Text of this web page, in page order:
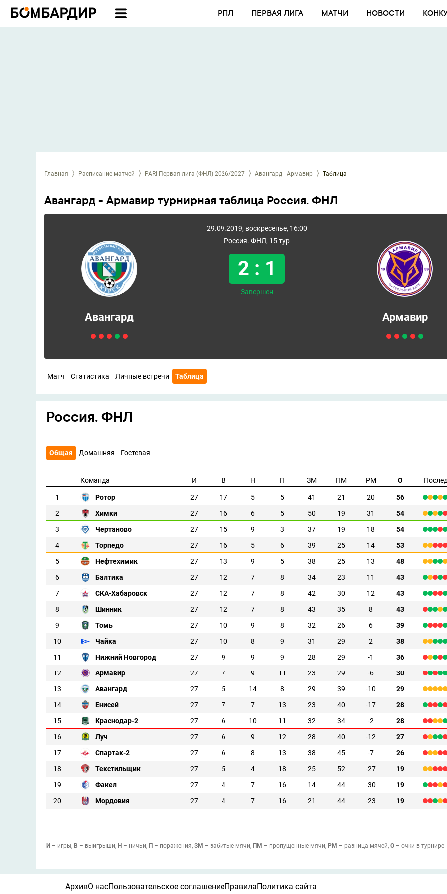
РПЛ ПЕРВАЯ ЛИГА МАТЧИ НОВОСТИ
Главная Расписание матчей PARI Первая лига (ФНЛ) 2026/2027 Авангард - Армавир Таблица
Авангард - Армавир турнирная таблица Россия. ФНЛ
Авангард
29.09.2019, воскресенье, 16:00
Россия. ФНЛ, 15 тур
2 : 1
Завершен
Армавир
Матч Статистика Личные встречи Таблица
Россия. ФНЛ
Общая Домашняя Гостевая
Команда
1
Ротор
2
Химки
3
Чертаново
4
Торпедо
5
Нефтехимик
6
Балтика
7
СКА-Хабаровск
8
Шинник
9
Томь
10
Чайка
11
Нижний Новгород
12
Армавир
13
Авангард
14
Енисей
15
Краснодар-2
16
Луч
17
Спартак-2
18
Текстильщик
19
Факел
20
Мордовия
И В Н П ЗМ ПМ РМ О
27 17 5 5 41 21 20
56
27
16 6 5 50 19 31
54
27
15 9 3 37 19 18
54
27
16 5 6 39 25 14
53
27
13 9 5 38 25 13
48
27
12 7 8 34 23 11
43
27
12 7 8 42 30 12
43
27
12 7 8 43 35 8
43
27
10 9 8 32 26 6
39
27
10 8 9 31 29 2
38
27
9 9 9 28 29 -1
36
27
7 9 11 23 29 -6
30
27
5 14 8 29 39 -10
29
27
7 7 13 23 40 -17
28
27
6 10 11 32 34 -2
28
27
6 9 12 28 40 -12
27
27
6 8 13 38 45 -7
26
27
5 4 18 25 52 -27
19
27
4 7 16 14 44 -30
19
27
4 7 16 21 44 -23 19
И – игры, В – выигрыши, Н – ничьи, П – поражения, ЗМ – забитые мячи, ПМ – пропущенные мячи, РМ – разница мячей, О – очки в турнире
АрхивО насПользовательское соглашениеПравилаПолитика сайта